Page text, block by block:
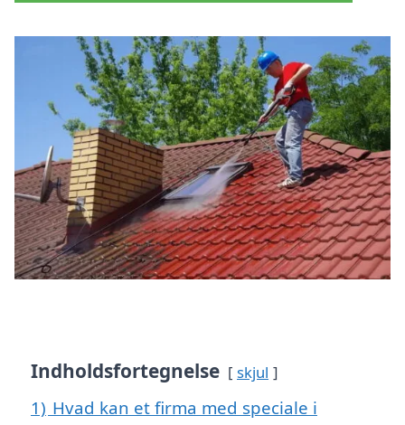
Indholdsfortegnelse skjul
1) Hvad kan et firma med speciale i